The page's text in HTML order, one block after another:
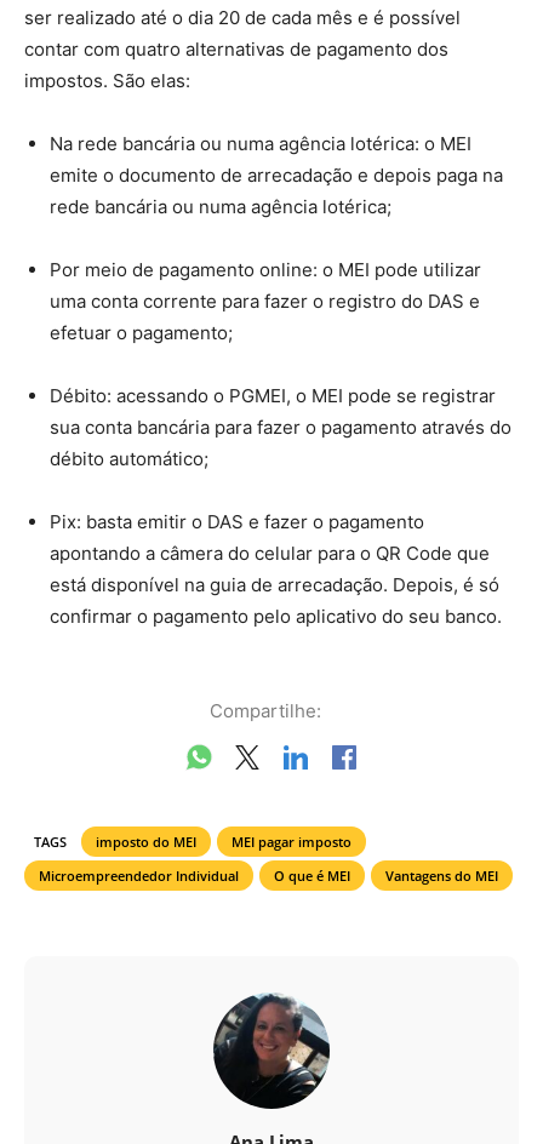
ser realizado até o dia 20 de cada mês e é possível
contar com quatro alternativas de pagamento dos
impostos. São elas:
Na rede bancária ou numa agência lotérica: o MEI
emite o documento de arrecadação e depois paga na
rede bancária ou numa agência lotérica;
Por meio de pagamento online: o MEI pode utilizar
uma conta corrente para fazer o registro do DAS e
efetuar o pagamento;
Débito: acessando o PGMEI, o MEI pode se registrar
sua conta bancária para fazer o pagamento através do
débito automático;
Pix: basta emitir o DAS e fazer o pagamento
apontando a câmera do celular para o QR Code que
está disponível na guia de arrecadação. Depois, é só
confirmar o pagamento pelo aplicativo do seu banco.
Compartilhe:
TAGS imposto do MEI
MEI pagar imposto
Microempreendedor Individual
O que é MEI Vantagens do MEI